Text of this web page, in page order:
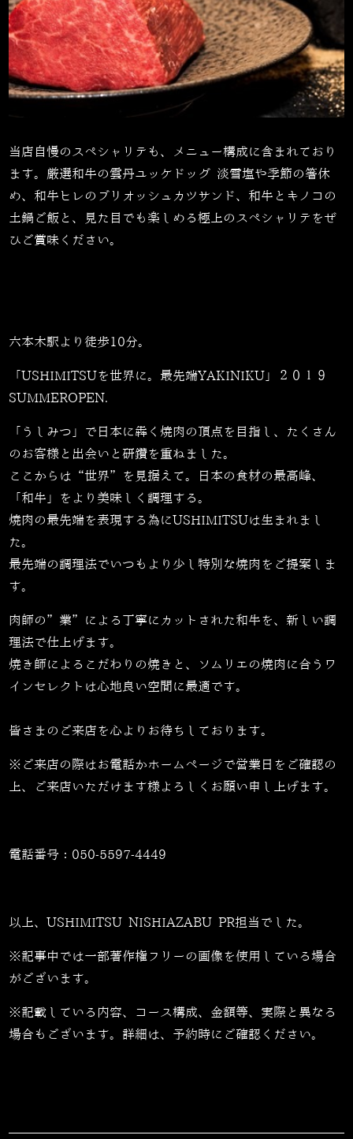
当店自慢のスペシャリテも、メニュー構成に含まれており
ます。厳選和牛の雲丹ユッケドッグ 淡雪塩や季節の箸休
め、和牛ヒレのブリオッシュカツサンド、和牛とキノコの
土鍋ご飯と、見た目でも楽しめる極上のスペシャリテをぜ
ひご賞味ください。
六本木駅より徒歩10分。
「USHIMITSUを世界に。最先端YAKINIKU」２０１９
SUMMEROPEN.
「うしみつ」で日本に犇く焼肉の頂点を目指し、たくさん
のお客様と出会いと研鑽を重ねました。
ここからは“世界”を見据えて。日本の食材の最高峰、
「和牛」をより美味しく調理する。
焼肉の最先端を表現する為にUSHIMITSUは生まれまし
た。
最先端の調理法でいつもより少し特別な焼肉をご提案しま
す。
肉師の”業”による丁寧にカットされた和牛を、新しい調
理法で仕上げます。
焼き師によるこだわりの焼きと、ソムリエの焼肉に合うワ
インセレクトは心地良い空間に最適です。
皆さまのご来店を心よりお待ちしております。
※ご来店の際はお電話かホームページで営業日をご確認の
上、ご来店いただけます様よろしくお願い申し上げます。
電話番号： 050-5597-4449
以上、USHIMITSU NISHIAZABU PR担当でした。
※記事中では一部著作権フリーの画像を使用している場合
がございます。
※記載している内容、コース構成、金額等、実際と異なる
場合もございます。詳細は、予約時にご確認ください。